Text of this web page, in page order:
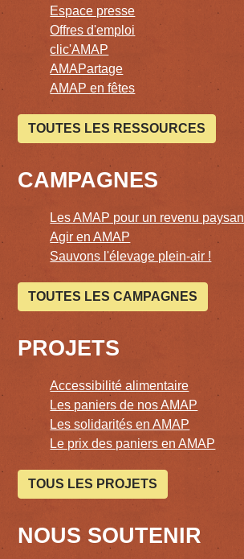
Espace presse
Offres d'emploi
clic'AMAP
AMAPartage
AMAP en fêtes
TOUTES LES RESSOURCES
CAMPAGNES
Les AMAP pour un revenu paysan
Agir en AMAP
Sauvons l'élevage plein-air !
TOUTES LES CAMPAGNES
PROJETS
Accessibilité alimentaire
Les paniers de nos AMAP
Les solidarités en AMAP
Le prix des paniers en AMAP
TOUS LES PROJETS
NOUS SOUTENIR